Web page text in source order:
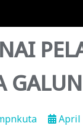
April